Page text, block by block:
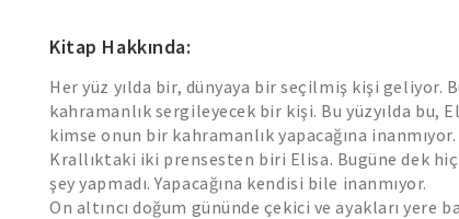
Kitap Hakkında:
Her yüz yılda bir, dünyaya bir seçilmiş kişi geliyor.
kahramanlık sergileyecek bir kişi. Bu yüzyılda bu,
kimse onun bir kahramanlık yapacağına inanmıyor.
Krallıktaki iki prensesten biri Elisa. Bugüne dek
şey yapmadı. Yapacağına kendisi bile inanmıyor.
On altıncı doğum gününde çekici ve ayakları yere